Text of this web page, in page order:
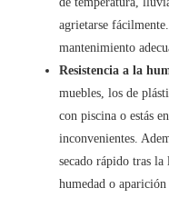
agrietarse
mantenimiento
Resistencia a la
muebles, los de
con piscina o estás
inconvenientes.
secado rápido tras
humedad o